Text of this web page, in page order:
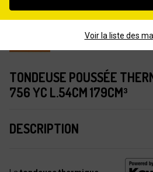
TONDEUSE POUSSÉE
756 YC L.54CM 179CM³
DESCRIPTION
Voir la liste des